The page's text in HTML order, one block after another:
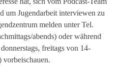
um Jugendarbeit interviewen zu
melden unter Tel.
abends) oder während
freitags von 14-